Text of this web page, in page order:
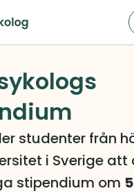
studenter från
i Sverige att
stipendium om